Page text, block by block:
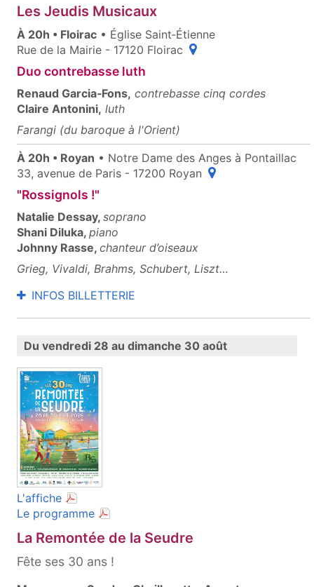
Les Jeudis Musicaux
À 20h • Floirac • Église Saint‑Étienne
Rue de la Mairie - 17120 Floirac (ouvre une fenêtre
Duo contrebasse luth
Renaud Garcia‑Fons, contrebasse cinq cordes
Claire Antonini, luth
Farangi (du baroque à l'Orient)
À 20h • Royan • Notre Dame des Anges à Pontaillac
33, avenue de Paris - 17200 Royan (ouvre une fenêtre
"Rossignols !"
Natalie Dessay, soprano
Shani Diluka, piano
Johnny Rasse, chanteur d’oiseaux
Grieg, Vivaldi, Brahms, Schubert, Liszt…
INFOS BILLETTERIE
Du vendredi 28 au dimanche 30 août
L'affiche(document PDF, ouvre une nouvelle fenêtre)
Le programme(document PDF, ouvre une nouvelle
La Remontée de la Seudre
Fête ses 30 ans !